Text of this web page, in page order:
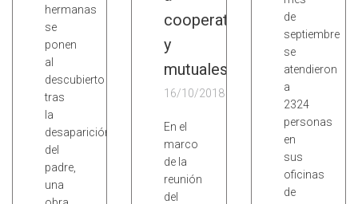
hermanas
se
ponen
al
descubierto
tras
la
desaparición
del
padre,
una
cooperativas
y
mutuales
16/10/2018
En el
marco
de la
reunión
del
de
septiembre
se
atendieron
a
2324
personas
en
sus
oficinas
de